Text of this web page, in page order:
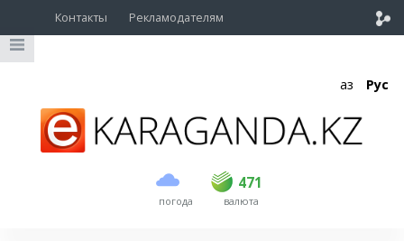
Контакты Рекламодателям
Қаз Рус
погода
471
USD 469.5
EUR валюта